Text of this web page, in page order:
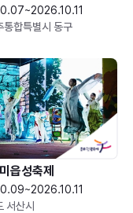
통합특별시 동구
읍성축제
서산시